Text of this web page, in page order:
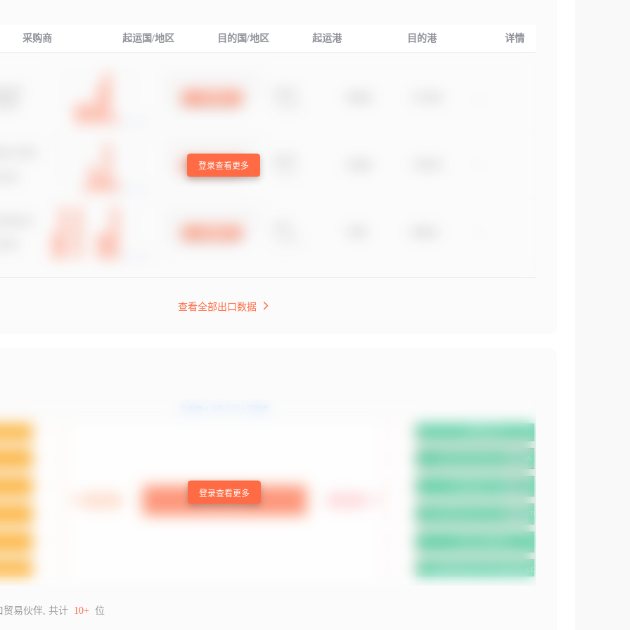
采购商 起运国/地区 目的国/地区 起运港 目的港 详情
登录查看更多
查看全部出口数据
登录查看更多
贸易伙伴, 共计 10+ 位